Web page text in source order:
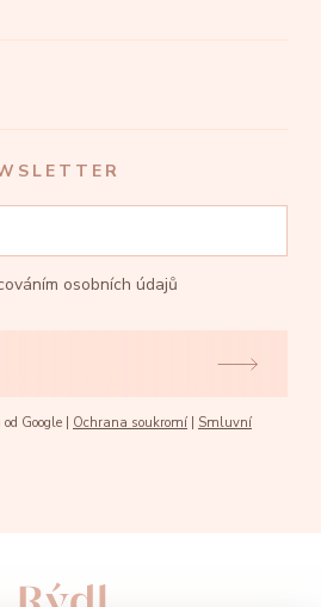
osobních údajů
Google | Ochrana soukromí
Smluvní